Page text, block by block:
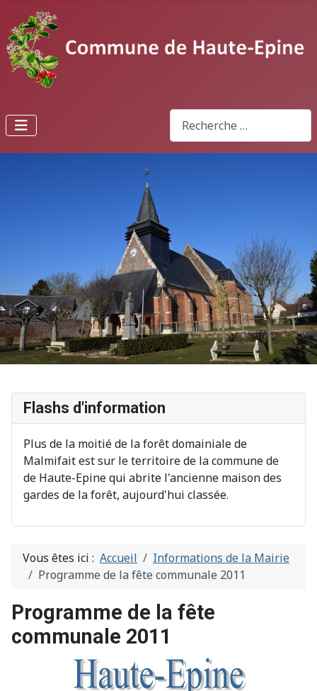
Rechercher
Type 2 or more characters
Flashs d'information
Plus de la moitié de la forêt domainiale de
Malmifait est sur le territoire de la commune de
de Haute-Epine qui abrite l'ancienne maison des
gardes de la forêt, aujourd'hui classée.
Vous êtes ici : Accueil
Informations de la Mairie
Programme de la fête communale 2011
Programme de la fête
communale 2011